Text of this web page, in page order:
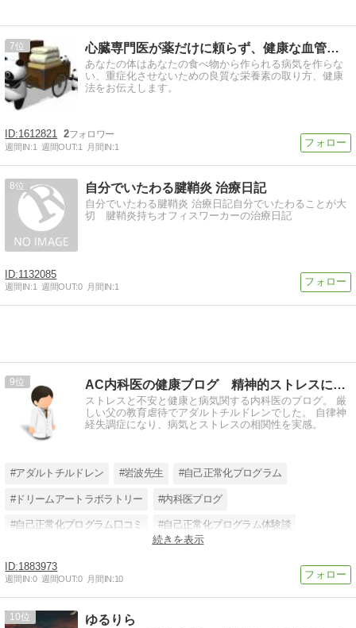
7 心臓専門医が薬だけに頼らず、健康な血管を目指します
あなたの体はあなたの食べ物から作られる病気を作らな
い、重症化させないための良質な栄養素の取り方、健康
法をお伝えします。
1612821 2
週間IN:1 週間OUT:1 月間IN:1
8 自分でいたわる腱鞘炎 治療日記
自分でいたわる腱鞘炎 治療日記自分でいたわることが大
切 腱鞘炎持ちオフィスワーカーの治療日記
1132085
週間IN:1 週間OUT:0 月間IN:1
9 AC内科医の健康ブログ 精神的ストレスによる病気の治し方
ストレスと不安と健康と病気関する内科医のブログ。 厳
しい父の教育虐待でアダルトチルドレンでした。 自律神
経失調症になり、病気とストレスの相関性を実感。
#アダルトチルドレン #岩波先生 #自己正常化プログラム
#ドリームアートラボラトリー #内科医ブログ
#自己正常化プログラム口コミ #自己正常化プログラム体験談
#岩波先生医者 #岩波英知危険
続きを表示
1883973
週間IN:0 週間OUT:0 月間IN:10
10 ゆるりら